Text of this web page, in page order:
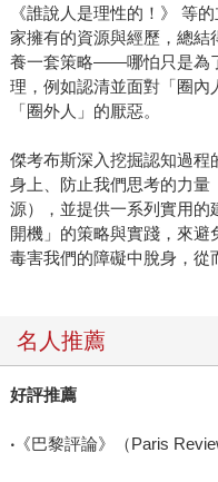
《誰說人是理性的！》 等
家擁有的資源與經歷，總結
養一套策略——哪怕只是為
理，例如認清並面對「圈內
「圈外人」的厭惡。
傑考布斯深入挖掘認知過程
身上、防止我們思考的力量
源），並提供一系列實用的
開機」的策略與實踐，來
毒害我們的障礙中脫身，從
名人推薦
好評推薦
‧《巴黎評論》（Paris